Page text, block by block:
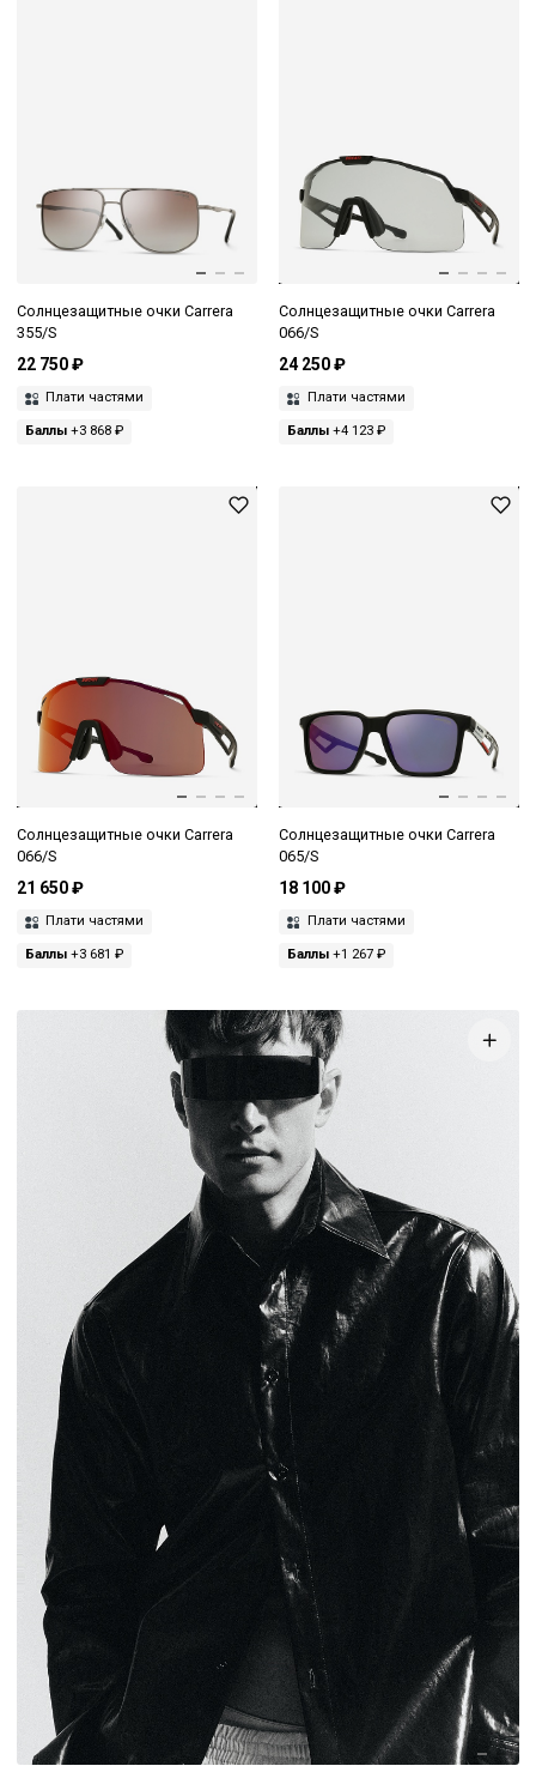
Солнцезащитные очки Carrera
355/S
22 750 ₽
Плати частями
Баллы +3 868 ₽
Солнцезащитные очки Carrera
066/S
24 250 ₽
Плати частями
Баллы+4 123 ₽
Солнцезащитные очки Carrera
066/S
21 650 ₽
Плати частями
Баллы +3 681 ₽
Солнцезащитные очки Carrera
065/S
18 100 ₽
Плати частями
Баллы+1 267 ₽